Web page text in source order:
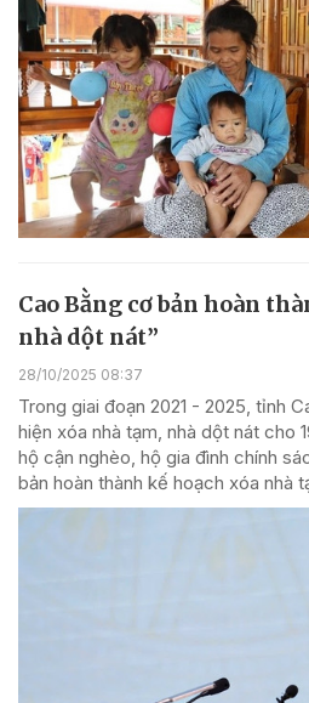
Cao Bằng cơ bản hoàn
nhà dột nát”
28/10/2025 08:37
Trong giai đoạn 2021 - 2025, tỉnh
hiện xóa nhà tạm, nhà dột nát cho
hộ cận nghèo, hộ gia đình chính
bản hoàn thành kế hoạch xóa nhà